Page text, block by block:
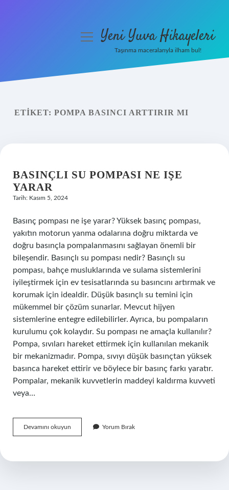
Yasal Uyarı
menüyüYeni Yuva Hikayeleri
Taşınma maceralarıyla ilham bul!
ETIKET: POMPA BASINCI ARTTIRIR MI
BASINÇLI SU POMPASI NE IŞE
YARAR
Tarih: Kasım 5, 2024
Basınç pompası ne işe yarar? Yüksek basınç pompası,
yakıtın motorun yanma odalarına doğru miktarda ve
doğru basınçla pompalanmasını sağlayan önemli bir
bileşendir. Basınçlı su pompası nedir? Basınçlı su
pompası, bahçe musluklarında ve sulama sistemlerini
iyileştirmek için ev tesisatlarında su basıncını artırmak ve
korumak için idealdir. Düşük basınçlı su temini için
mükemmel bir çözüm sunarlar. Mevcut hijyen
sistemlerine entegre edilebilirler. Ayrıca, bu pompaların
kurulumu çok kolaydır. Su pompası ne amaçla kullanılır?
Pompa, sıvıları hareket ettirmek için kullanılan mekanik
bir mekanizmadır. Pompa, sıvıyı düşük basınçtan yüksek
basınca hareket ettirir ve böylece bir basınç farkı yaratır.
Pompalar, mekanik kuvvetlerin maddeyi kaldırma kuvveti
veya…
Devamını okuyun
Su
Işe
Yorum Bırak